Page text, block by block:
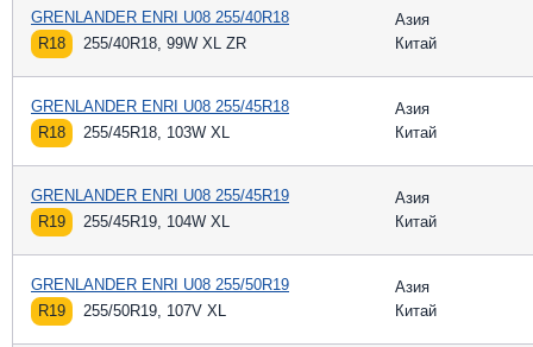
GRENLANDER ENRI U08 255/40R18
R18
255/40R18, 99W XL ZR
Азия
Китай
GRENLANDER ENRI U08 255/45R18
R18
255/45R18, 103W XL
Азия
Китай
GRENLANDER ENRI U08 255/45R19
R19
255/45R19, 104W XL
Азия
Китай
GRENLANDER ENRI U08 255/50R19
R19
255/50R19, 107V XL
Азия
Китай